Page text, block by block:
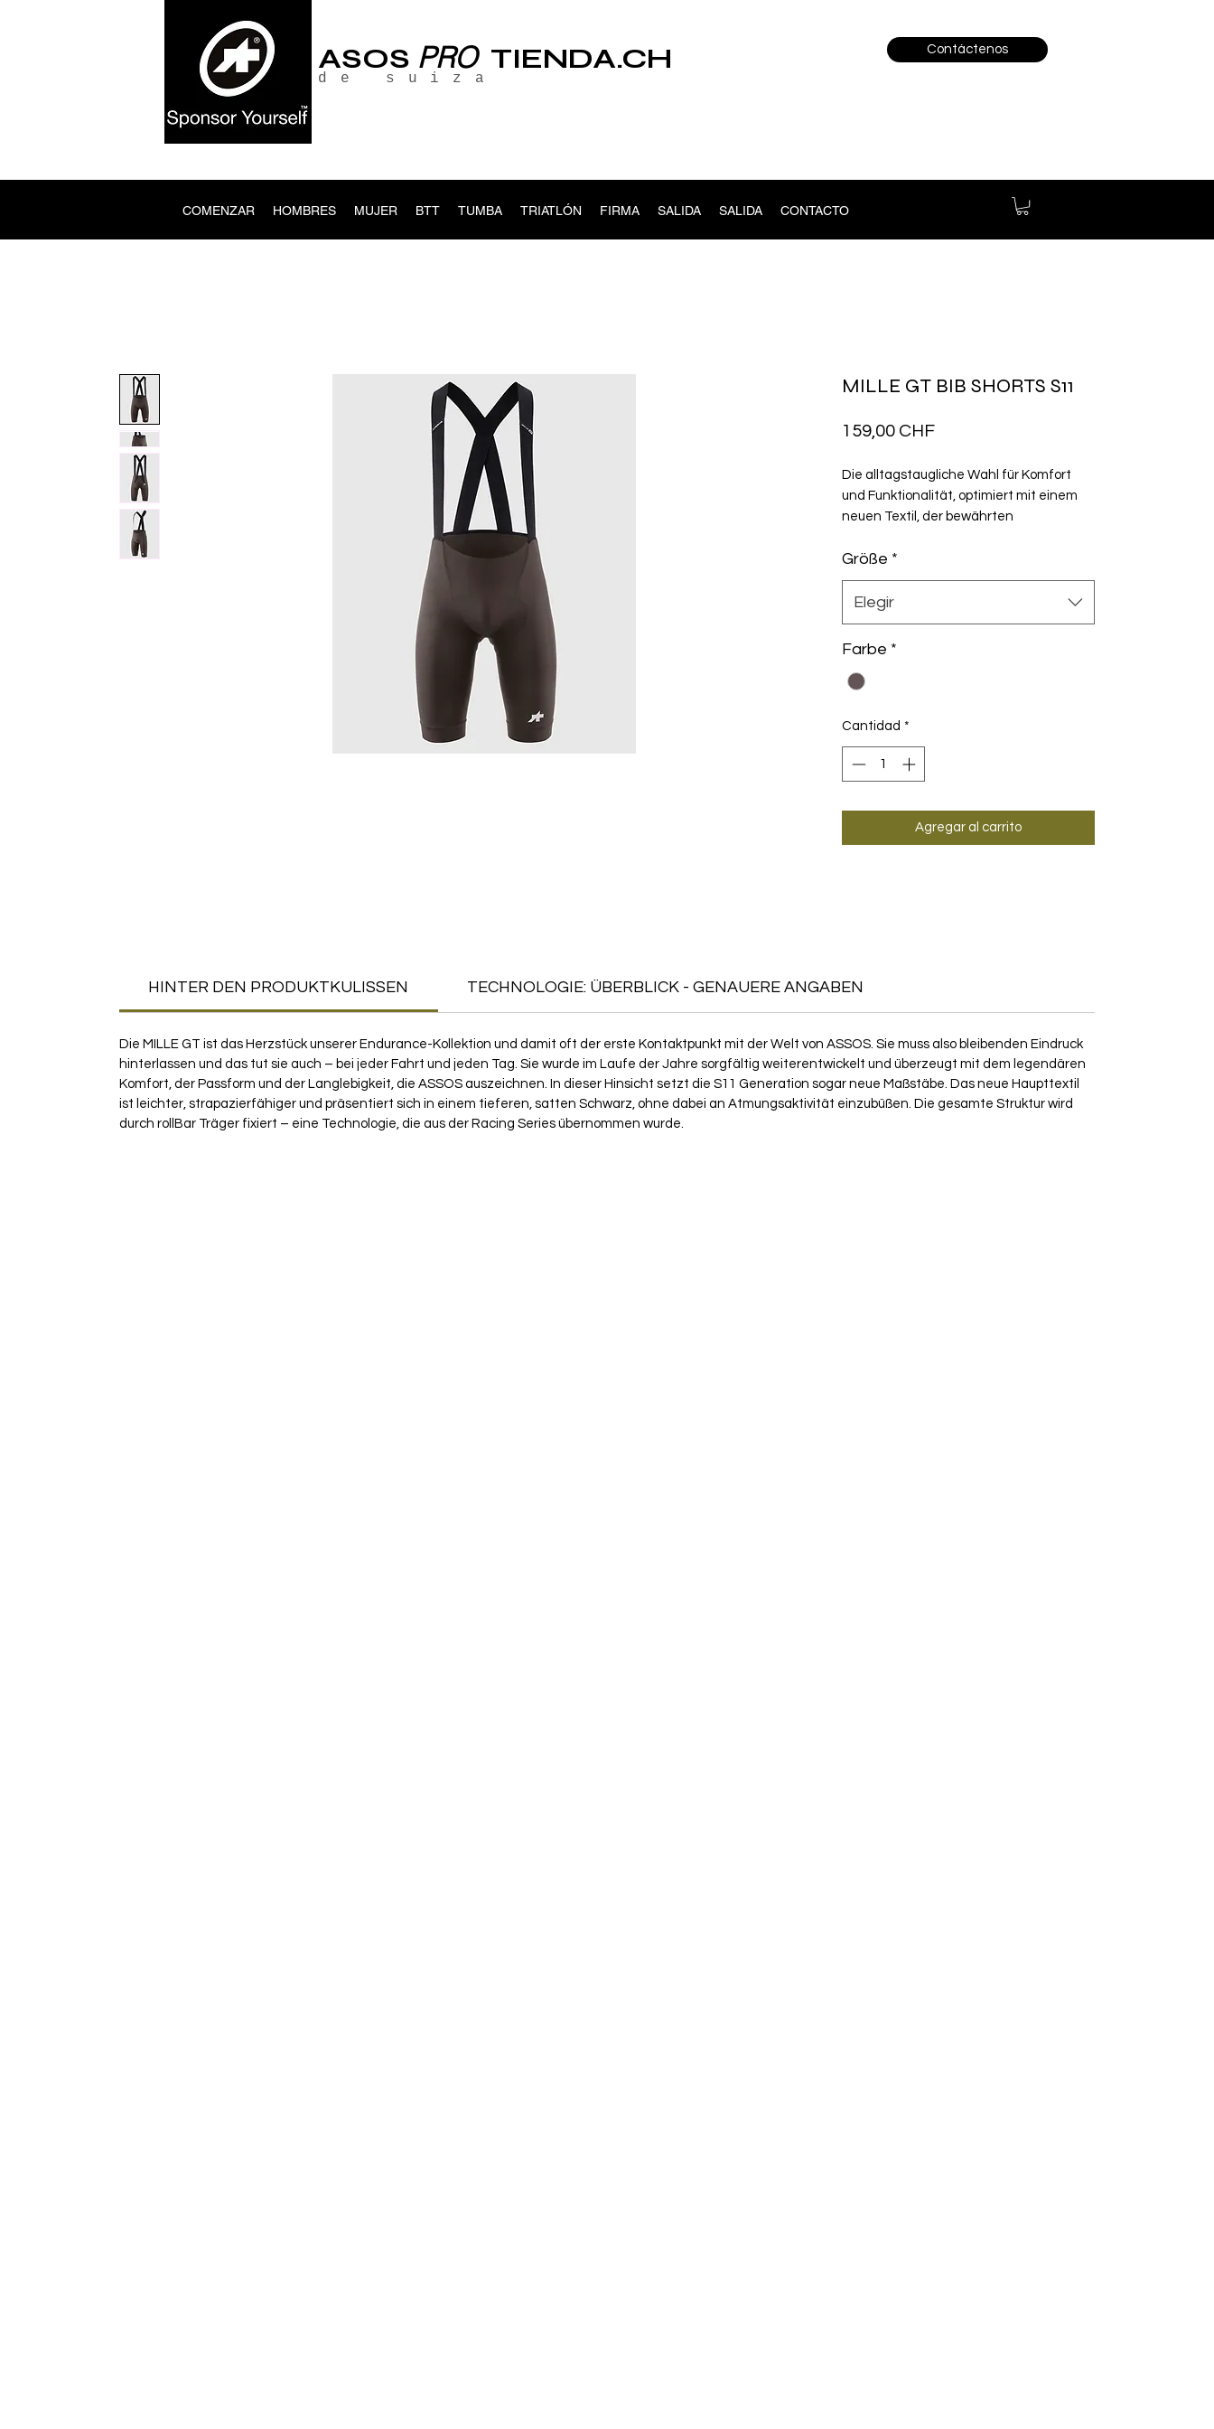
ASOS PROTIENDA.CH
de suiza
Contáctenos
COMENZAR HOMBRES MUJER BTT TUMBA TRIATLÓN FIRMA SALIDA SALIDA CONTACTO
MILLE GT BIB SHORTS S11
159,00 CHFPrecio
Die alltagstaugliche Wahl für Komfort
und Funktionalität, optimiert mit einem
neuen Textil, der bewährten
atmungsaktiveren Einsatz und
verbessertem Halt an den
Beinabschlüssen – all das bei
reduziertem Gewicht und mit längerem
Bein für eine modernere Silhouette.
Größe *
Elegir
Farbe *
Cantidad *
Agregar al carrito
HINTER DEN PRODUKTKULISSEN TECHNOLOGIE: ÜBERBLICK - GENAUERE ANGABEN
Die MILLE GT ist das Herzstück unserer Endurance-Kollektion und damit oft der erste Kontaktpunkt mit der Welt von ASSOS. Sie muss also bleibenden Eindruck
hinterlassen und das tut sie auch – bei jeder Fahrt und jeden Tag. Sie wurde im Laufe der Jahre sorgfältig weiterentwickelt und überzeugt mit dem legendären
Komfort, der Passform und der Langlebigkeit, die ASSOS auszeichnen. In dieser Hinsicht setzt die S11 Generation sogar neue Maßstäbe. Das neue Haupttextil
ist leichter, strapazierfähiger und präsentiert sich in einem tieferen, satten Schwarz, ohne dabei an Atmungsaktivität einzubüßen. Die gesamte Struktur wird
durch rollBar Träger fixiert – eine Technologie, die aus der Racing Series übernommen wurde.